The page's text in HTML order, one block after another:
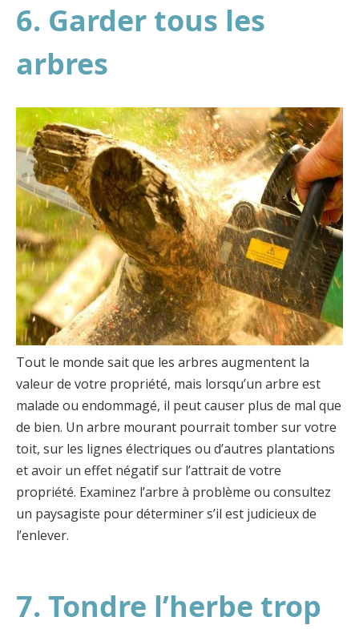
6. Garder tous les
arbres
Tout le monde sait que les arbres augmentent la
valeur de votre propriété, mais lorsqu’un arbre est
malade ou endommagé, il peut causer plus de mal que
de bien. Un arbre mourant pourrait tomber sur votre
toit, sur les lignes électriques ou d’autres plantations
et avoir un effet négatif sur l’attrait de votre
propriété. Examinez l’arbre à problème ou consultez
un paysagiste pour déterminer s’il est judicieux de
l’enlever.
7. Tondre l’herbe trop